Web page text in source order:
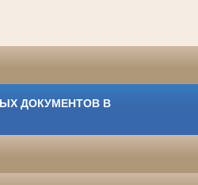
ДОКУМЕНТОВ В